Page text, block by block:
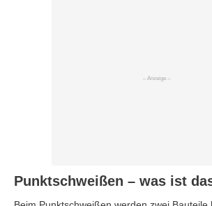
Punktschweißen – was ist